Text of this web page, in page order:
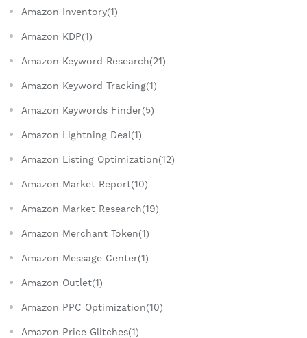
Amazon Inventory(1)
Amazon KDP(1)
Amazon Keyword Research(21)
Amazon Keyword Tracking(1)
Amazon Keywords Finder(5)
Amazon Lightning Deal(1)
Amazon Listing Optimization(12)
Amazon Market Report(10)
Amazon Market Research(19)
Amazon Merchant Token(1)
Amazon Message Center(1)
Amazon Outlet(1)
Amazon PPC Optimization(10)
Amazon Price Glitches(1)